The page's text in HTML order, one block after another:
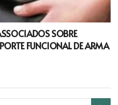
SOBRE
FUNCIONAL DE ARMA